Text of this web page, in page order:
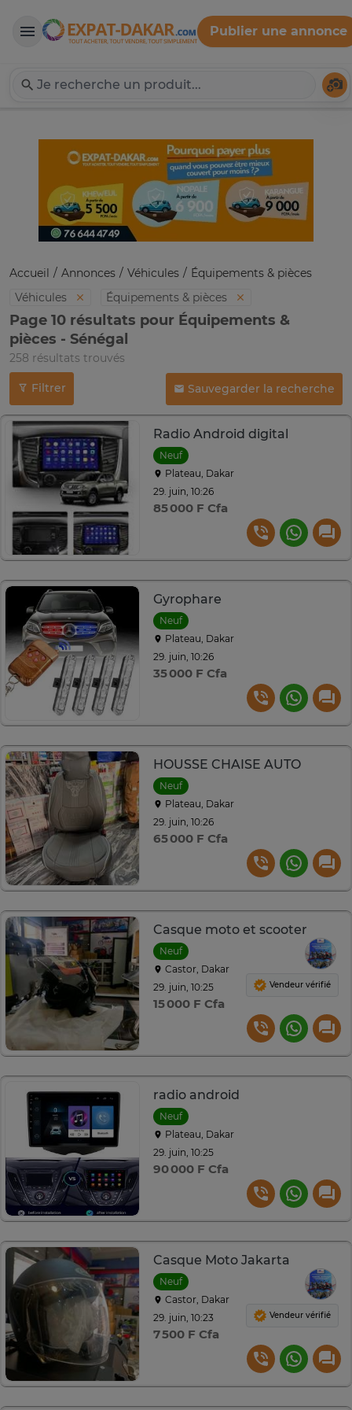
Expat-Dakar
Publier une annonce
Accueil Annonces Véhicules
Équipements & pièces
Véhicules
Équipements & pièces
Page 10 résultats pour Équipements &
pièces - Sénégal
258 résultats trouvés
Filtrer Sauvegarder la recherche
Radio Android digital
Neuf
Plateau, Dakar
29. juin, 10:26
85 000 F Cfa
Gyrophare
Neuf
Plateau, Dakar
29. juin, 10:26
35 000 F Cfa
HOUSSE CHAISE AUTO
Neuf
Plateau, Dakar
29. juin, 10:26
65 000 F Cfa
Casque moto et scooter
Neuf
Castor, Dakar
29. juin, 10:25
15 000 F Cfa
Vendeur vérifié
radio android
Neuf
Plateau, Dakar
29. juin, 10:25
90 000 F Cfa
Casque Moto Jakarta
Neuf
Castor, Dakar
29. juin, 10:23
7 500 F Cfa
Vendeur vérifié